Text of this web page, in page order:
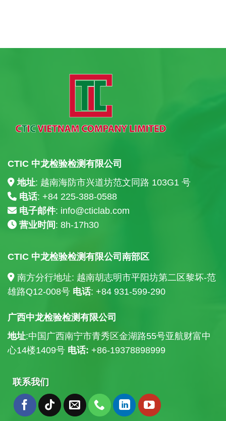
CTIC 中龙检验检测有限公司
地址: 越南海防市兴道坊范文同路 103G1 号
电话: +84 225-388-0588
电子邮件: info@cticlab.com
营业时间 : 8h-17h30
CTIC 中龙检验检测有限公司南部区
南方分行地址: 越南胡志明市平阳坊第二区黎坏-范
雄路Q12-008号 电话: +84 931-599-290
广西中龙检验检测有限公司
地址:中国广西南宁市青秀区金湖路55号亚航财富中
心14楼1409号 电话: +86-19378898999
联系我们